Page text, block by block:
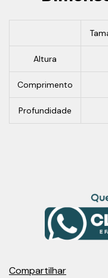
Altura
Comprimento
Profundidade
Compartilhar